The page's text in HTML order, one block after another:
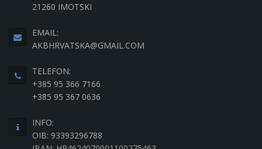
21260 IMOTSKI
EMAIL:
AKBHRVATSKA@GMAIL.COM
TELEFON:
+385 95 366 7166
+385 95 367 0636
INFO:
OIB: 93393296788